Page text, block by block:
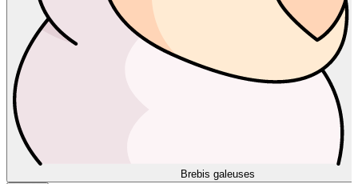
Brebis galeuses